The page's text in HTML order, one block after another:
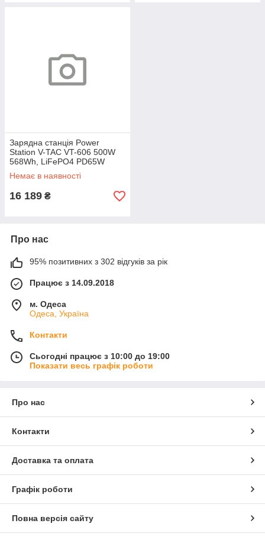
Зарядна станція Power
Station V-TAC VT-606 500W
568Wh, LiFePO4 PD65W
QC18W для дому вітринний
зразок
Немає в наявності
16 189 ₴
Про нас
95% позитивних з 302 відгуків за рік
Працює з 14.09.2018
м. Одеса
Одеса, Україна
Контакти
Сьогодні працює з 10:00 до 19:00
Показати весь графік роботи
Про нас
Контакти
Доставка та оплата
Графік роботи
Повна версія сайту